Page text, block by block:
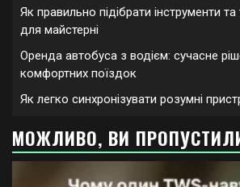
Як правильно підібрати інструменти та
для майстерні
Оренда автобуса з водієм: сучасне
комфортних поїздок
Як легко синхронізувати розумні
МОЖЛИВО, ВИ